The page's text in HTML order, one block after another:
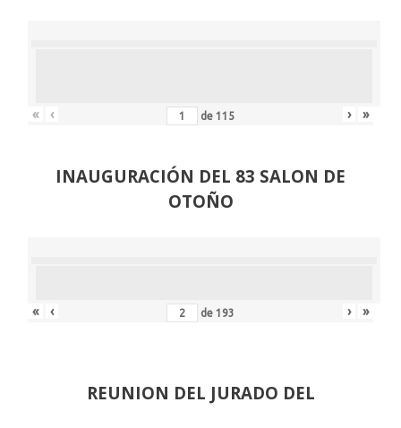
« ‹ de 115 › »
INAUGURACIÓN DEL 83 SALON DE
OTOÑO
« ‹ de 193 › »
REUNION DEL JURADO DEL